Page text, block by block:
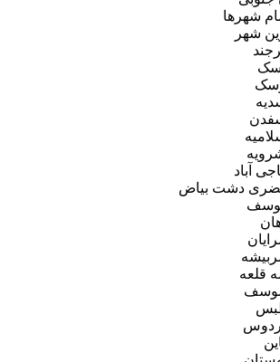
شهر‌ها
شهر
آباد
دشت بیاض
قلعه